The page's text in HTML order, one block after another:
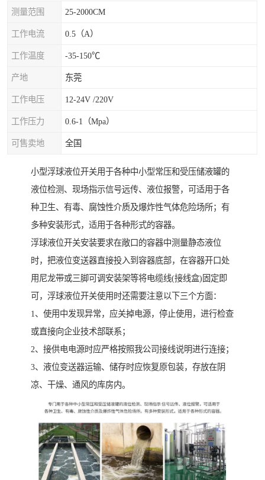
测量范围 25-2000CM
工作电流 0.5（A）
工作温度 -35-150℃
产地 东莞
工作电压 12-24V /220V
工作压力 0.6-1（Mpa）
可售卖地 全国
小型浮球液位开关用于各种中小型常压和受压储液罐的
液位检测、现场指示信号远传、液位报警，可适用于各
种卫生、有毒、腐蚀性介质及爆炸性气体危险场所；有
多种安装形式，适用于各种形式的容器。
浮球液位开关安装要求在敞口的容器中测量静态液位
时，把液位变送器直接投入到容器底部，在容器开口处
用尼龙带或三脚可调安装架等将电缆线(接线盒)固定即
可，浮球液位开关使用时还需要注意以下三个方面：
1、使用中发现异常，应关掉电源，停止使用，进行检查
或直接向企业技术部联系；
2、接供电电源时应严格按照我公司接线说明进行连接；
3、液位变送器运输、储存时应恢复原包装，存放在阴
凉、干燥、通风的库房内。